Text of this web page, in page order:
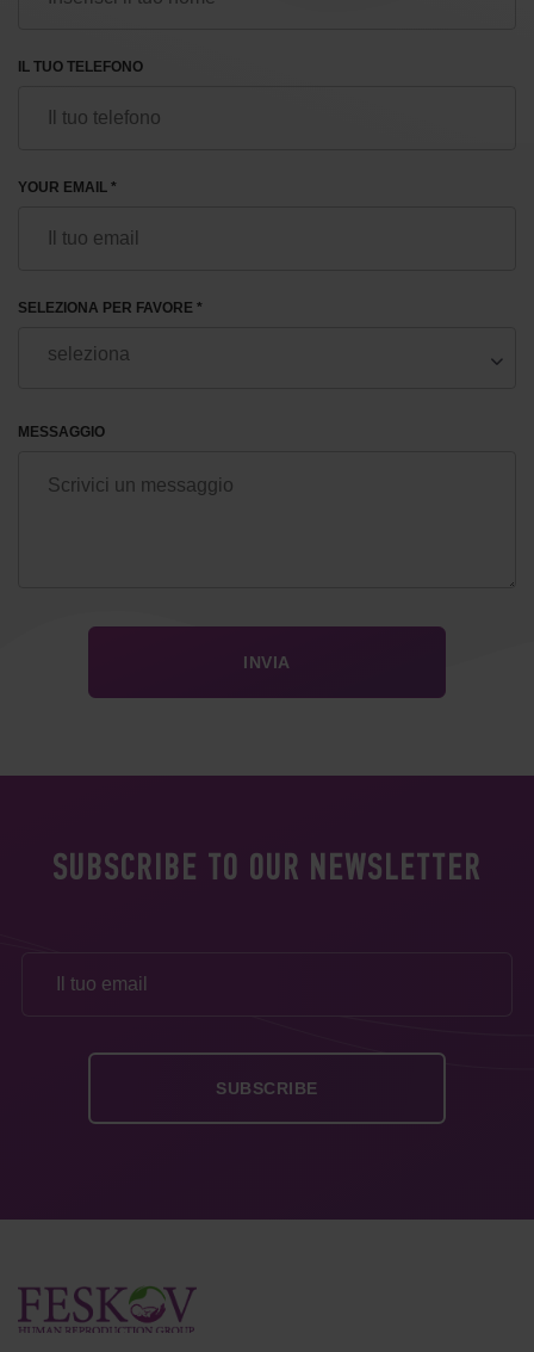
IL TUO TELEFONO
YOUR EMAIL *
SELEZIONA PER FAVORE *
MESSAGGIO
SUBSCRIBE TO OUR NEWSLETTER